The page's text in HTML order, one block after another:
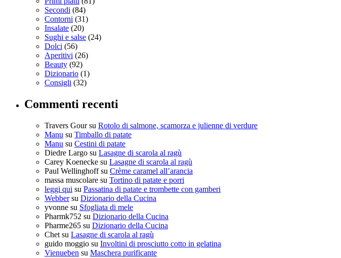
Secondi (84)
Contorni (31)
Insalate (20)
Sughi e salse (24)
Dolci (56)
Aperitivi (26)
Beauty (92)
Dizionario (1)
Consigli (32)
Commenti recenti
Travers Goursu Rotolo di salmone, scamorza e julienne di verdure
Manu su Timballo di patate
Manu su Cestini di patate
Diedre Largo su Lasagne di scarola al ragù
Carey Koenecke su Lasagne di scarola al ragù
Paul Wellinghoffsu Crème caramel all’arancia
massa muscolare su Tortino di patate e porri
leggi qui su Passatina di patate e trombette con gamberi
Webbersu Dizionario della Cucina
yvonne su Sfogliata di mele
Pharmk752 su Dizionario della Cucina
Pharme265 su Dizionario della Cucina
Chet su Lasagne di scarola al ragù
guido moggio su Involtini di prosciutto cotto in gelatina
Vienueben su Maschera purificante